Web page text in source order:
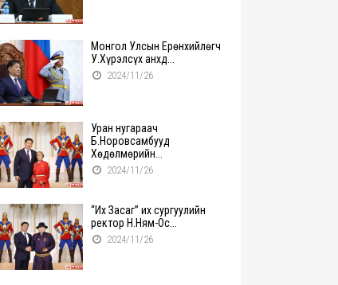
Монгол Улсын Ерөнхийлөгч
У.Хүрэлсүх анхд...
2024/11/26
Уран нугараач
Б.Норовсамбууд
Хөдөлмөрийн...
2024/11/26
“Их Засаг” их сургуулийн
ректор Н.Ням-Ос...
2024/11/26